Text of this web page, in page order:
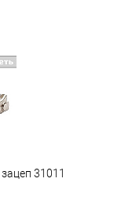
31011